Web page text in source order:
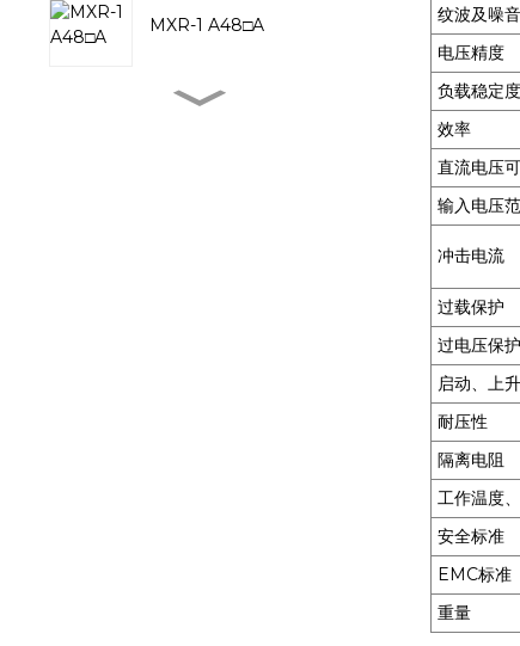
MXR-1 A48□A
纹波及噪音
电压精度
负载稳定度
效率
直流电压
输入电压
冲击电流
过载保护
过电压保护
启动、上
耐压性
隔离电阻
工作温度
安全标准
EMC标准
重量